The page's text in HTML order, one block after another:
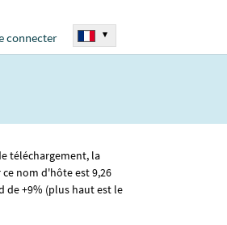
connecter ▾
téléchargement, la
nom d'hôte est 9,26
de +9% (plus haut est le